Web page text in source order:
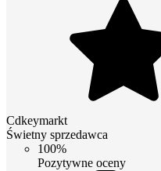
Cdkeymarkt
Świetny sprzedawca
100%
Pozytywne oceny